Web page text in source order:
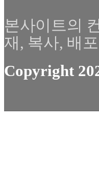
본사이트의
재, 복사, 배
Copyright